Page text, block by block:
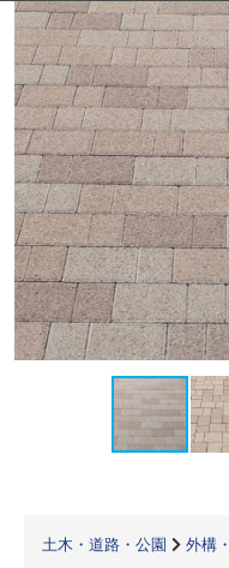
土木・道路・公園 外構